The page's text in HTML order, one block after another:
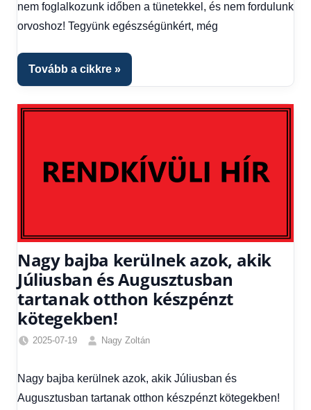
nem foglalkozunk időben a tünetekkel, és nem fordulunk
orvoshoz! Tegyünk egészségünkért, még
Tovább a cikkre
Nagy bajba kerülnek azok, akik
Júliusban és Augusztusban
tartanak otthon készpénzt
kötegekben!
2025-07-19
Nagy Zoltán
hírek ,
Gazdaság,
Nagy bajba kerülnek azok, akik Júliusban és
Augusztusban tartanak otthon készpénzt kötegekben!